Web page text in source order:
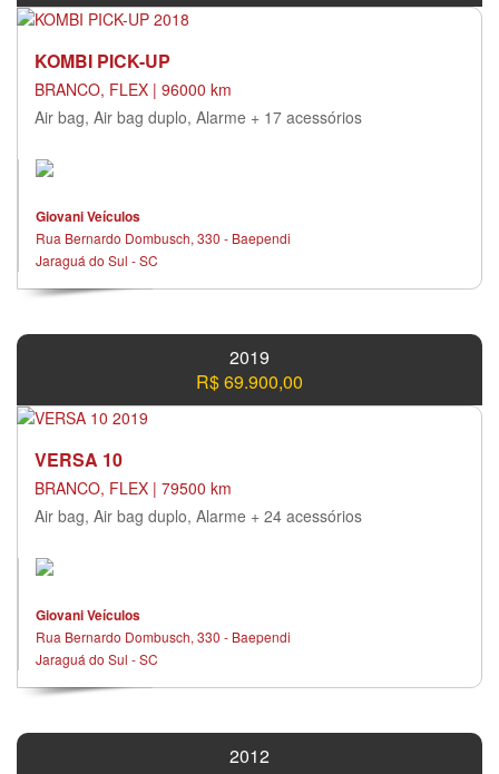
KOMBI PICK-UP
BRANCO, FLEX | 96000 km
Air bag, Air bag duplo, Alarme + 17 acessórios
Giovani Veículos
Rua Bernardo Dombusch, 330 - Baependi
Jaraguá do Sul - SC
2019
R$ 69.900,00
VERSA 10
BRANCO, FLEX | 79500 km
Air bag, Air bag duplo, Alarme + 24 acessórios
Giovani Veículos
Rua Bernardo Dombusch, 330 - Baependi
Jaraguá do Sul - SC
2012